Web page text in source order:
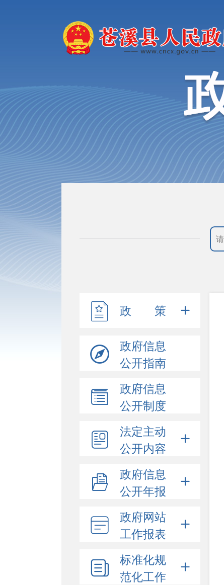
政 策
政府信息
公开指南
政府信息
公开制度
法定主动
公开内容
政府信息
公开年报
政府网站
工作报表
标准化规
范化工作